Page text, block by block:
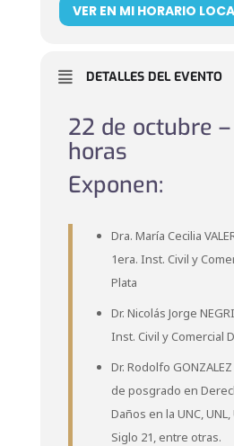
VER EN MI HORARIO
DETALLES DEL EVENTO
22 de octubre –
horas
Exponen:
Dra. María Cecilia
1era. Inst. Civil y
Plata
Dr. Nicolás Jorge
Inst. Civil y Comercial
Dr. Rodolfo
de posgrado en
Daños en la UNC, UNL,
Siglo 21, entre otras.